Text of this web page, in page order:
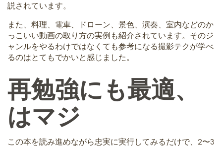
説されています。
また、料理、電車、ドローン、景色、演奏、室内などのか
っこいい動画の取り方の実例も紹介されています。そのジ
ャンルをやるわけではなくても参考になる撮影テクが学べ
るのはとてもでかいと感じました。
再勉強にも最適、
はマジ
この本を読み進めながら忠実に実行してみるだけで、2〜3